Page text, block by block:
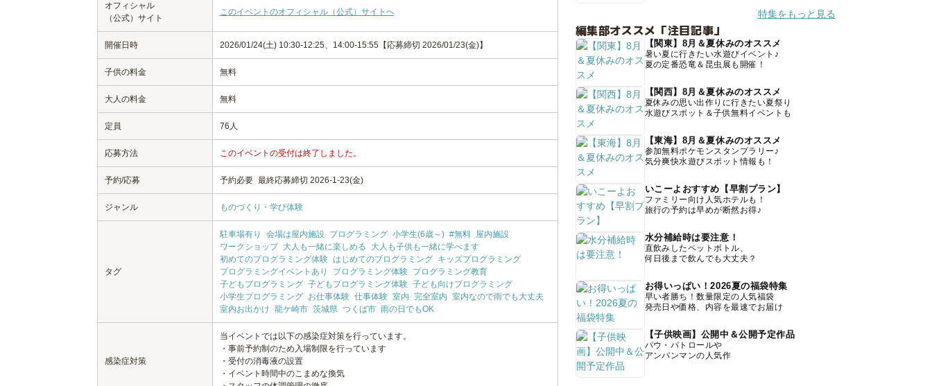
オフィシャル
（公式）サイト
このイベントのオフィシャル（公式）サイトへ
開催日時 2026/01/24(土) 10:30-12:25、14:00-15:55【応募締切 2026/01/23(金)】
子供の料金 無料
大人の料金 無料
定員 76人
応募方法 このイベントの受付は終了しました。
予約/応募 予約必要 最終応募締切 2026-1-23(金)
ジャンル ものづくり・学び体験
タグ
駐車場有り 会場は屋内施設 プログラミング 小学生(6歳～) #無料
屋内施設
ワークショップ
大人も一緒に楽しめる
大人も子供も一緒に学べます
初めてのプログラミング体験 はじめてのプログラミング
キッズプログラミング
プログラミングイベントあり
プログラミング体験
プログラミング教育
子どもプログラミング 子どもプログラミング体験 子ども向けプログラミング
小学生プログラミング
お仕事体験 仕事体験 室内 完全室内 室内なので雨でも大丈夫
室内お出かけ 龍ケ崎市 茨城県 つくば市 雨の日でもOK
感染症対策
当イベントでは以下の感染症対策を行っています。
・事前予約制のため入場制限を行っています
・受付の消毒液の設置
・イベント時間中のこまめな換気
特集をもっと見る
編集部オススメ「注目記事」
【関東】8月＆夏休みのオススメ
暑い夏に行きたい水遊びイベント♪
夏の定番恐竜＆昆虫展も開催！
【関西】8月＆夏休みのオススメ
夏休みの思い出作りに行きたい夏祭り
水遊びスポット＆子供無料イベントも
【東海】8月＆夏休みのオススメ
参加無料ポケモンスタンプラリー♪
気分爽快水遊びスポット情報も！
いこーよおすすめ【早割プラン】
ファミリー向け人気ホテルも！
旅行の予約は早めが断然お得♪
水分補給時は要注意！
直飲みしたペットボトル、
何日後まで飲んでも大丈夫？
お得いっぱい！2026夏の福袋特集
早い者勝ち！数量限定の人気福袋
発売日や価格、内容を最速でお届け
【子供映画】公開中＆公開予定作品
パウ・パトロールや
アンパンマンの人気作